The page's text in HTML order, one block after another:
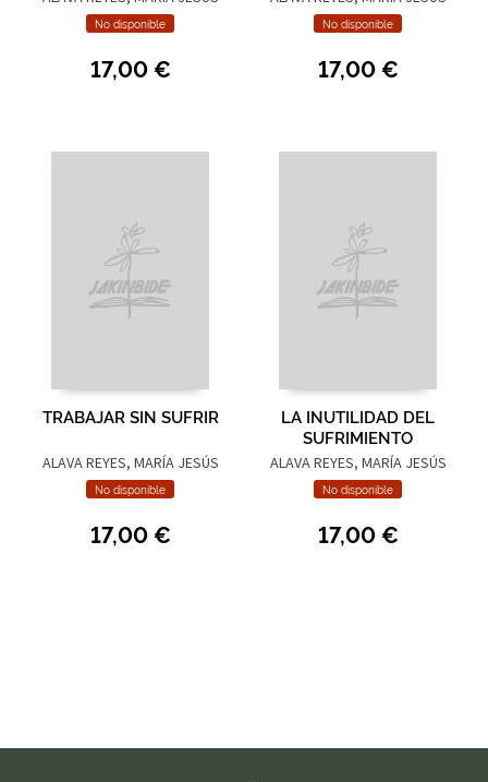
No disponible
17,00 €
No disponible
17,00 €
TRABAJAR SIN SUFRIR
ALAVA REYES, MARÍA JESÚS
No disponible
17,00 €
LA INUTILIDAD DEL
SUFRIMIENTO
ALAVA REYES, MARÍA JESÚS
No disponible
17,00 €